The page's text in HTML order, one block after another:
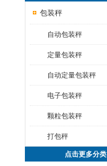
包装秤
自动包装秤
定量包装秤
自动定量包装秤
电子包装秤
颗粒包装秤
打包秤
点击更多分类